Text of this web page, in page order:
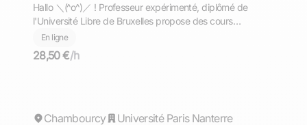
Hallo ＼⁠(⁠^⁠o⁠^⁠)⁠／ ! Professeur expérimenté, diplômé de
l'Université Libre de Bruxelles propose des cours
d'allemand de niveaux PRIMAIRE - COLLEGE - LYCEE -
PREPA - SUPERIEUR. Komm und lerne mit mir Deutsch
╮⁠(⁠＾⁠▽⁠＾⁠)⁠╭
En ligne
28,50 €/h
Répond rapidement
Chambourcy
Université Paris Nanterre